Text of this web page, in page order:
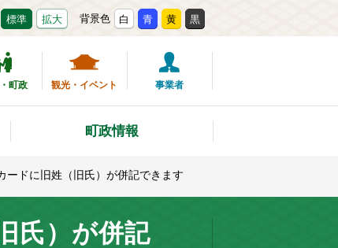
標準 拡大 背景色 白 青 黄 黒
町政 観光・イベント 事業者
町政情報
ードに旧姓（旧氏）が併記できます
氏）が併記